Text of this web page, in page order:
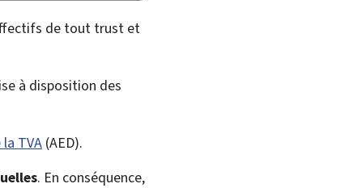
de tout trust et
à disposition des
TVA (AED).
. En conséquence,